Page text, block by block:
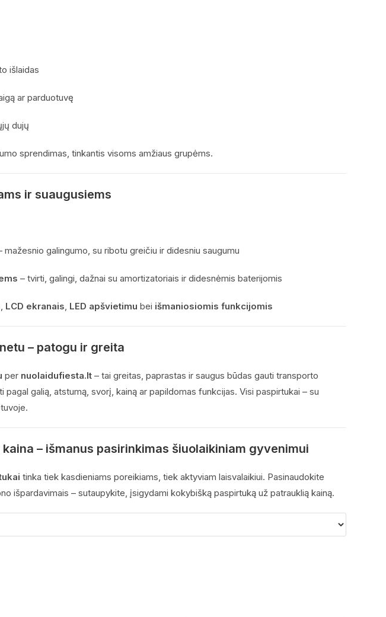
išlaidas
ar parduotuvę
dujų
sprendimas, tinkantis visoms amžiaus grupėms.
ir suaugusiems
mažesnio galingumo, su ribotu greičiu ir didesniu saugumu
– tvirti, galingi, dažnai su amortizatoriais ir didesnėmis baterijomis
, LCD ekranais, LED apšvietimu bei išmaniosiomis funkcijomis
– patogu ir greita
per nuolaidufiesta.lt– tai greitas, paprastas ir saugus būdas gauti transporto
galią, atstumą, svorį, kainą ar papildomas funkcijas. Visi paspirtukai – su
– išmanus pasirinkimas šiuolaikiniam gyvenimui
tinka tiek kasdieniams poreikiams, tiek aktyviam laisvalaikiui. Pasinaudokite
išpardavimais – sutaupykite, įsigydami kokybišką paspirtuką už patrauklią kainą.